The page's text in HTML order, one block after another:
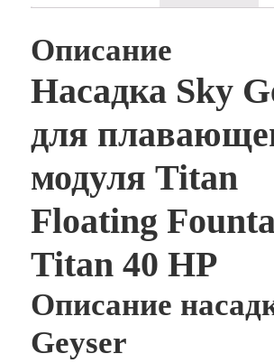
Описание
Насадка Sky
для
модуля Titan
Floating
Titan 40 HP
Описание
Geyser